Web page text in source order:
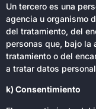
Un tercero es una
agencia u organismo
del tratamiento, del
personas que, bajo
tratamiento o del
a tratar datos
k) Consentimiento